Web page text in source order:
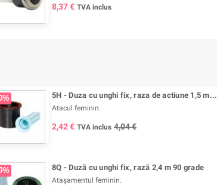
8,37 € TVA inclus
5H - Duza cu unghi fix, raza de actiune 1,5 m...
Atacul feminin.
2,42 € TVA inclus 4,04 €
8Q - Duză cu unghi fix, rază 2,4 m 90 grade
Atașamentul feminin.